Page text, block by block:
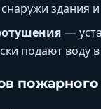
здания
—
подают воду